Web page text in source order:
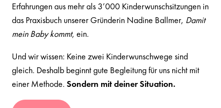
Erfahrungen aus mehr als 3’000 Kinderwunschsitzungen in
das Praxisbuch unserer Gründerin Nadine Ballmer, Damit
mein Baby kommt, ein.
Und wir wissen: Keine zwei Kinderwunschwege sind
gleich. Deshalb beginnt gute Begleitung für uns nicht mit
einer Methode. Sondern mit deiner Situation.